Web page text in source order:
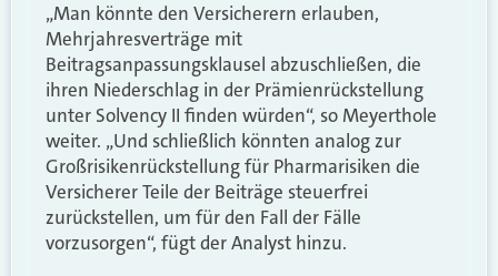
„Man könnte den Versicherern erlauben,
Mehrjahresverträge mit
Beitragsanpassungsklausel abzuschließen, die
ihren Niederschlag in der Prämienrückstellung
unter Solvency II finden würden“, so Meyerthole
weiter. „Und schließlich könnten analog zur
Großrisikenrückstellung für Pharmarisiken die
Versicherer Teile der Beiträge steuerfrei
zurückstellen, um für den Fall der Fälle
vorzusorgen“, fügt der Analyst hinzu.